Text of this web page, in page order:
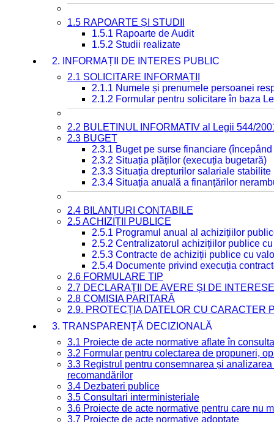
1.5 RAPOARTE ȘI STUDII
1.5.1 Rapoarte de Audit
1.5.2 Studii realizate
2. INFORMAȚII DE INTERES PUBLIC
2.1 SOLICITARE INFORMAȚII
2.1.1 Numele și prenumele persoanei
2.1.2 Formular pentru solicitare în baza
2.2 BULETINUL INFORMATIV al Legii 544/
2.3 BUGET
2.3.1 Buget pe surse financiare
2.3.2 Situația plăților (execuția bugetară)
2.3.3 Situația drepturilor salariale
2.3.4 Situația anuală a finanțărilor
2.4 BILANȚURI CONTABILE
2.5 ACHIZIȚII PUBLICE
2.5.1 Programul anual al achizițiilor
2.5.2 Centralizatorul achizițiilor publice
2.5.3 Contracte de achiziții publice cu
2.5.4 Documente privind execuția
2.6 FORMULARE TIP
2.7 DECLARAȚII DE AVERE ȘI DE INTERESE
2.8 COMISIA PARITARĂ
2.9. PROTECȚIA DATELOR CU CARACTER
3. TRANSPARENȚĂ DECIZIONALĂ
3.1 Proiecte de acte normative aflate în
3.2 Formular pentru colectarea de propuneri,
3.3 Registrul pentru consemnarea și
recomandărilor
3.4 Dezbateri publice
3.5 Consultari interministeriale
3.6 Proiecte de acte normative pentru care nu
3.7 Proiecte de acte normative adoptate